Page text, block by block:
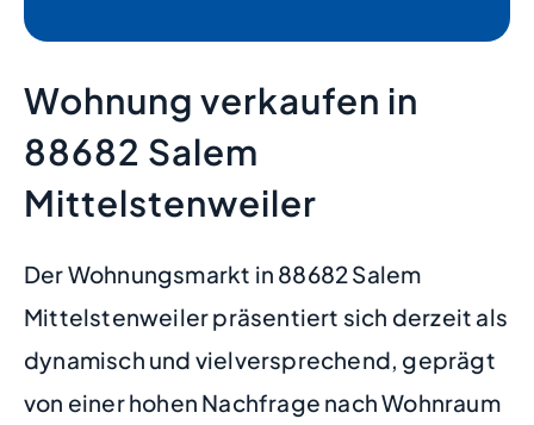
Wohnung verkaufen in
88682 Salem
Mittelstenweiler
Der Wohnungsmarkt in 88682 Salem
Mittelstenweiler präsentiert sich derzeit als
dynamisch und vielversprechend, geprägt
von einer hohen Nachfrage nach Wohnraum